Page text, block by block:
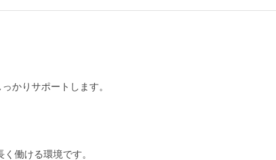
かりサポートします。
働ける環境です。